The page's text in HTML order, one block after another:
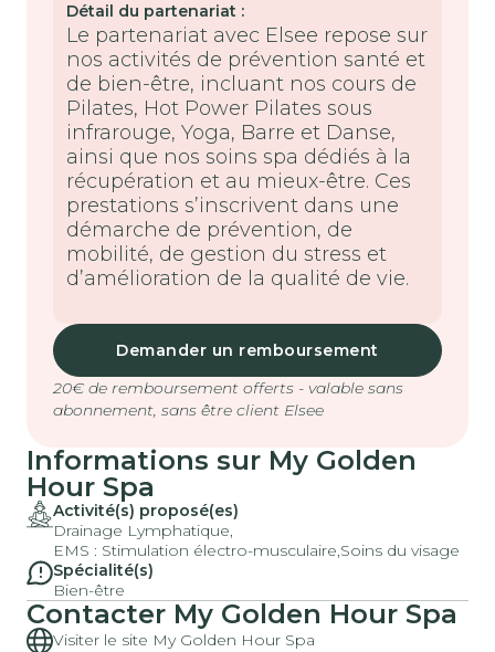
Détail du partenariat :
Le partenariat avec Elsee repose sur
nos activités de prévention santé et
de bien-être, incluant nos cours de
Pilates, Hot Power Pilates sous
infrarouge, Yoga, Barre et Danse,
ainsi que nos soins spa dédiés à la
récupération et au mieux-être. Ces
prestations s’inscrivent dans une
démarche de prévention, de
mobilité, de gestion du stress et
d’amélioration de la qualité de vie.
Demander un remboursement
20€ de remboursement offerts - valable sans
abonnement, sans être client Elsee
Informations sur My Golden
Hour Spa
Activité(s) proposé(es)
Drainage Lymphatique,
EMS : Stimulation électro-musculaire,Soins du visage
Spécialité(s)
Bien-être
Contacter My Golden Hour Spa
Visiter le site My Golden Hour Spa